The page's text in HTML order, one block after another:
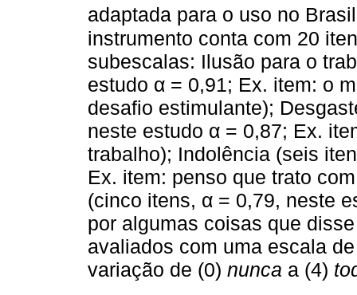
adaptada para o uso no
instrumento conta com 20
subescalas: Ilusão para o
estudo α = 0,91; Ex. item: o
desafio estimulante);
neste estudo α = 0,87; Ex.
trabalho); Indolência (seis
Ex. item: penso que trato
(cinco itens, α = 0,79, neste
por algumas coisas que
avaliados com uma escala
variação de (0) nunca a (4)